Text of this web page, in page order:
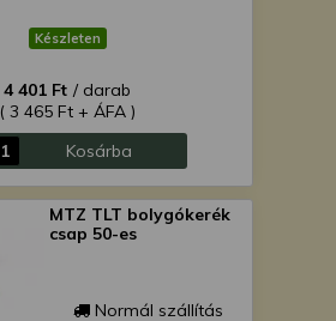
Készleten
4 401 Ft / darab
( 3 465 Ft + ÁFA )
Kosárba
MTZ TLT bolygókerék
csap 50-es
Normál szállítás